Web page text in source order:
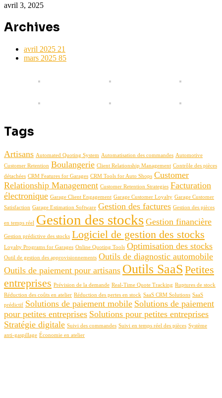
avril 3, 2025
Archives
avril 2025 21
mars 2025 85
Tags
Artisans Automated Quoting System Automatisation des commandes Automotive
Customer Retention Boulangerie Client Relationship Management Contrôle des pièces
détachées CRM Features for Garages CRM Tools for Auto Shops Customer
Relationship Management Customer Retention Strategies Facturation
électronique Garage Client Engagement Garage Customer Loyalty Garage Customer
Satisfaction Garage Estimation Software Gestion des factures Gestion des pièces
en temps réel Gestion des stocks Gestion financière
Gestion prédictive des stocks Logiciel de gestion des stocks
Loyalty Programs for Garages Online Quoting Tools Optimisation des stocks
Outil de gestion des approvisionnements Outils de diagnostic automobile
Outils de paiement pour artisans Outils SaaS Petites
entreprises Prévision de la demande Real-Time Quote Tracking Ruptures de stock
Réduction des coûts en atelier Réduction des pertes en stock SaaS CRM Solutions SaaS
prédictif Solutions de paiement mobile Solutions de paiement
pour petites entreprises Solutions pour petites entreprises
Stratégie digitale Suivi des commandes Suivi en temps réel des pièces Système
anti-gaspillage Économie en atelier